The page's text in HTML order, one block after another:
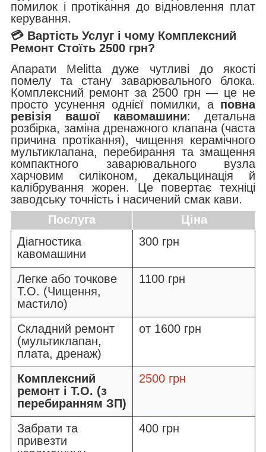
помилок і протікання до відновлення плат
керування.
💳 Вартість Услуг і чому Комплексний
Ремонт Стоїть 2500 грн?
Апарати Melitta дуже чутливі до якості
помелу та стану заварювального блока.
Комплексний ремонт за 2500 грн — це не
просто усунення однієї помилки, а повна
ревізія вашої кавомашини: детальна
розбірка, заміна дренажного клапана (часта
причина протікання), чищення керамічного
мультиклапана, перебирання та змащення
компактного заварювального вузла
харчовим силіконом, декальцинація й
калібрування жорен. Це повертає техніці
заводську точність і насичений смак кави.
Послуга
Ціна
Діагностика
кавомашини
300 грн
Легке або точкове
Т.О. (Чищення,
мастило)
1100 грн
Складний ремонт
(мультиклапан,
плата, дренаж)
от 1600 грн
Комплексний
ремонт і Т.О. (з
перебиранням ЗП)
2500 грн
Забрати та
привезти
400 грн